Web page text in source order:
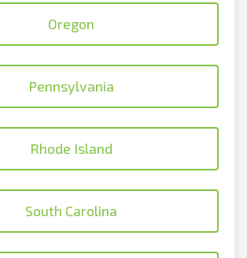
Oregon
Pennsylvania
Rhode Island
South Carolina